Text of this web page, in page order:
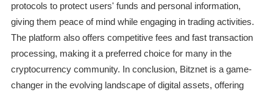
protocols to protect users' funds and personal information,
giving them peace of mind while engaging in trading activities.
The platform also offers competitive fees and fast transaction
processing, making it a preferred choice for many in the
cryptocurrency community. In conclusion, Bitznet is a game-
changer in the evolving landscape of digital assets, offering